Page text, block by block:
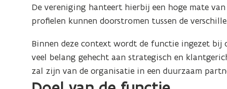
De vereniging hanteert hierbij een hoge mate
profielen kunnen doorstromen tussen de
Binnen deze context wordt de functie ingezet bij
veel belang gehecht aan strategisch en
zal zijn van de organisatie in een duurzaam